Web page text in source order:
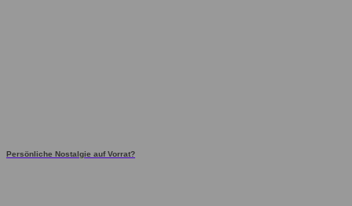
Persönliche Nostalgie auf Vorrat?